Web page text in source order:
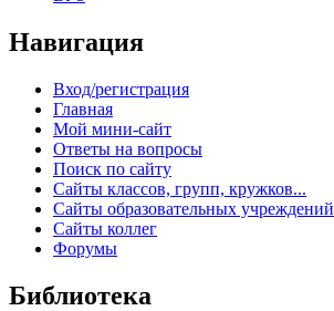
Навигация
Вход/регистрация
Главная
Мой мини-сайт
Ответы на вопросы
Поиск по сайту
Сайты классов, групп, кружков...
Сайты образовательных учреждений
Сайты коллег
Форумы
Библиотека